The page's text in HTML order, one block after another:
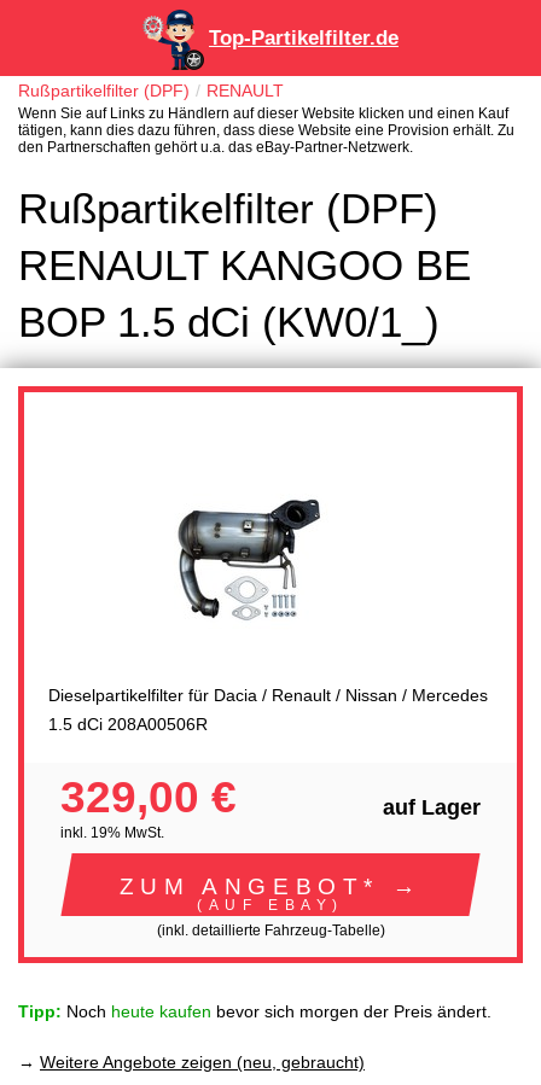
Top-Partikelfilter.de
Rußpartikelfilter (DPF) RENAULT
Wenn Sie auf Links zu Händlern auf dieser Website klicken und einen Kauf
tätigen, kann dies dazu führen, dass diese Website eine Provision erhält. Zu
den Partnerschaften gehört u.a. das eBay-Partner-Netzwerk.
Rußpartikelfilter (DPF)
RENAULT KANGOO BE
BOP 1.5 dCi (KW0/1_)
Dieselpartikelfilter für Dacia / Renault / Nissan / Mercedes
1.5 dCi 208A00506R
329,00 €
inkl. 19% MwSt.
auf Lager
ZUM ANGEBOT* →
(AUF EBAY)
(inkl. detaillierte Fahrzeug-Tabelle)
Tipp: Noch heute kaufen bevor sich morgen der Preis ändert.
→ Weitere Angebote zeigen (neu, gebraucht)